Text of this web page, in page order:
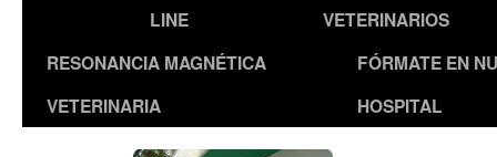
LINE
VETERINARIOS
RESONANCIA MAGNÉTICA
VETERINARIA
FÓRMATE EN
HOSPITAL